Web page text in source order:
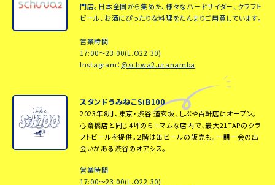
門店。日本全国から集めた、様々なハードサイダー、クラフト
ビール、お酒にぴったりな料理をたんまりご用意しています。
営業時間
17:00～23:00(L.O22:30)
Instagram： @schwa2.uranamba
スタンドうみねこSiB100
2023年8月、東京・渋谷 道玄坂、しぶや百軒店にオープン。
心斎橋店と同じ4坪のミニマムな店内で、最大21TAPのクラ
フトビールを提供。２階は缶ビールの販売も。一期一会の出
会いがある渋谷のオアシス。
営業時間
17:00～23:00(L.O22:30)